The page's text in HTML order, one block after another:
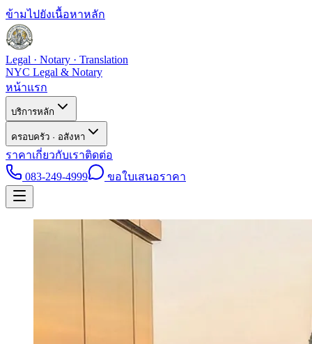
ข้ามไปยังเนื้อหาหลัก
Legal · Notary · Translation
NYC Legal & Notary
หน้าแรก
บริการหลัก
ครอบครัว · อสังหา
ราคาเกี่ยวกับเราติดต่อ
083-249-4999
ขอใบเสนอราคา